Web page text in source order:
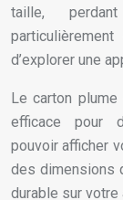
taille,
d’explorer une
Le carton
efficace pour
pouvoir afficher
des dimensions
durable sur votre